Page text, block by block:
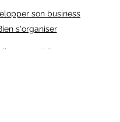
son business
s'organiser
au quotidien